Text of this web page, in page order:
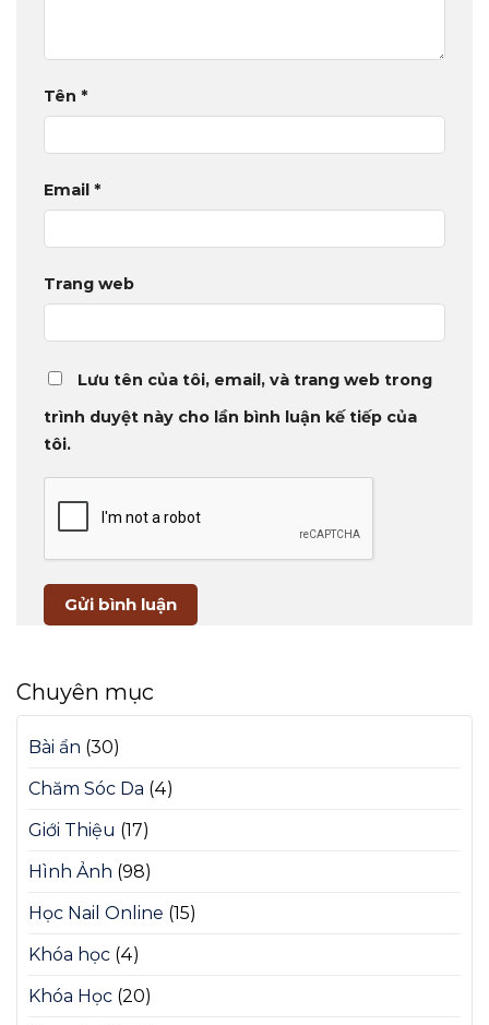
Tên *
Email *
Trang web
Lưu tên của tôi, email, và trang web trong
trình duyệt này cho lần bình luận kế tiếp của
tôi.
Chuyên mục
Bài ẩn (30)
Chăm Sóc Da (4)
Giới Thiệu (17)
Hình Ảnh (98)
Học Nail Online (15)
Khóa học (4)
Khóa Học (20)